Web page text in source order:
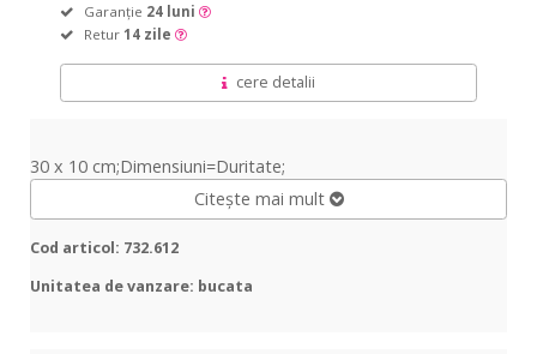
Garanție 24 luni
Retur 14 zile
cere detalii
30 x 10 cm;Dimensiuni=Duritate;
Citește mai mult
Cod articol: 732.612
Unitatea de vanzare: bucata